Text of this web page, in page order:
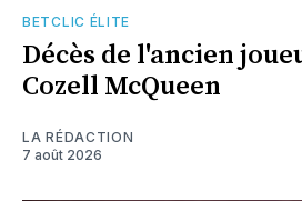
BETCLIC ÉLITE
Décès de l'ancien
Cozell McQueen
LA RÉDACTION
7 août 2026